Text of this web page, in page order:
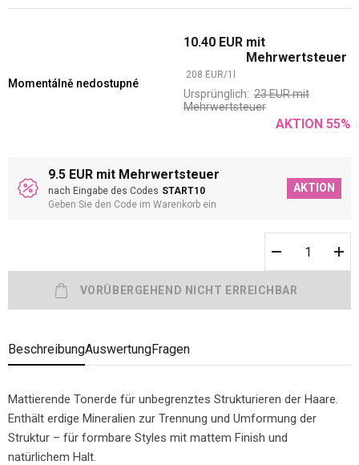
Momentálně nedostupné
10.40 EUR mit
Mehrwertsteuer
208 EUR/1
Ursprünglich: 23EURmit
Mehrwertsteuer
AKTION 55%
9.5 EUR mit Mehrwertsteuer
nach Eingabe des Codes START10
Geben Sie den Code im Warenkorb ein
AKTION
BeschreibungAuswertungFragen
Mattierende Tonerde für unbegrenztes Strukturieren der Haare.
Enthält erdige Mineralien zur Trennung und Umformung der
Struktur – für formbare Styles mit mattem Finish und
natürlichem Halt.